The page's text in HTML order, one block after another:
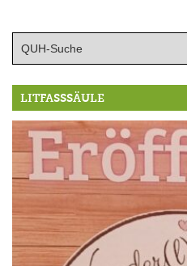
LITFASSSÄULE